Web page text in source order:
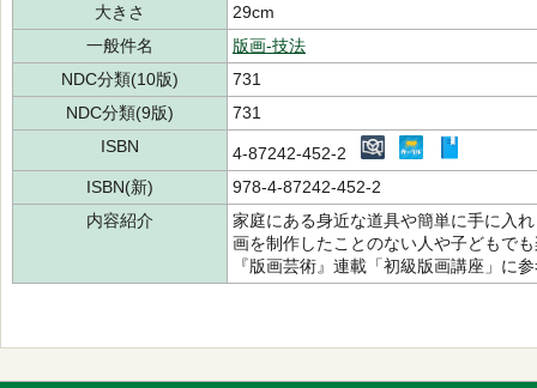
大きさ
29cm
一般件名
版画-技法
NDC分類(10版)
731
NDC分類(9版)
731
ISBN
4-87242-452-2
ISBN(新)
978-4-87242-452-2
内容紹介
家庭にある身近な道具や簡単に手に入
画を制作したことのない人や子どもで
『版画芸術』連載「初級版画講座」に